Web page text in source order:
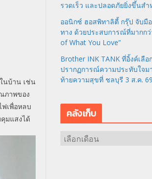
นบ้าน เช่น
ภาพของ
เพื่อหลบ
มแสงได้
รวดเร็ว และปลอดภัยยิ่งขึ้นส
ออนิกซ์ ฮอสพิทาลิตี้ กรุ๊ป จับมื
ทาง ด้วยประสบการณ์ที่มากก
of What You Love”
Brother INK TANK ที่อิ้งค์เลือ
ปรากฏการณ์ความประทับใจม
ท้ายความสุขที่ ชลบุรี 3 ส.ค. 69
คลังเก็บ